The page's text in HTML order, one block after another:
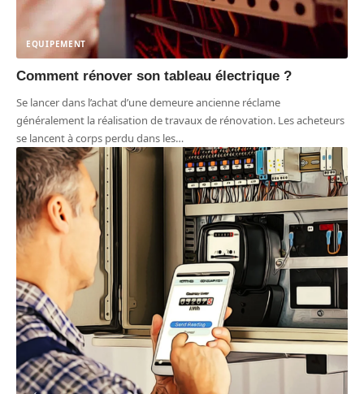
EQUIPEMENT
Comment rénover son tableau électrique ?
Se lancer dans l’achat d’une demeure ancienne réclame
généralement la réalisation de travaux de rénovation. Les acheteurs
se lancent à corps perdu dans les…